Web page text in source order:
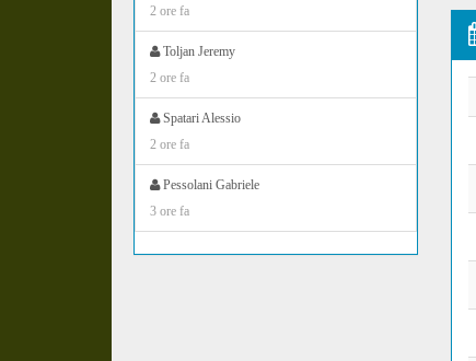
2 ore fa
Toljan Jeremy
2 ore fa
Spatari Alessio
2 ore fa
Pessolani Gabriele
3 ore fa